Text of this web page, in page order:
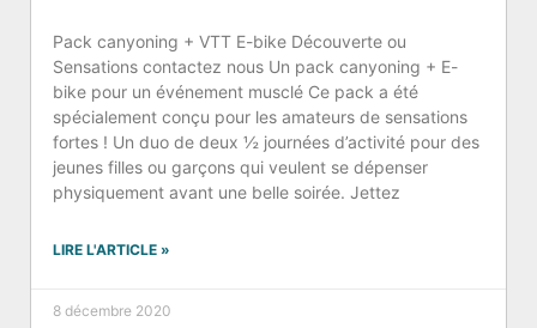
Pack canyoning + VTT E-bike Découverte ou
Sensations contactez nous Un pack canyoning + E-
bike pour un événement musclé Ce pack a été
spécialement conçu pour les amateurs de sensations
fortes ! Un duo de deux ½ journées d’activité pour des
jeunes filles ou garçons qui veulent se dépenser
physiquement avant une belle soirée. Jettez
LIRE L'ARTICLE »
8 décembre 2020